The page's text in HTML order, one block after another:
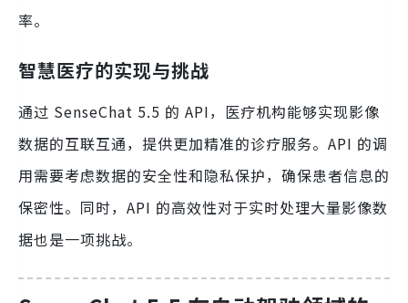
率。
智慧医疗的实现与挑战
通过 SenseChat 5.5 的 API，医疗机构能够实现影像
数据的互联互通，提供更加精准的诊疗服务。API 的调
用需要考虑数据的安全性和隐私保护，确保患者信息的
保密性。同时，API 的高效性对于实时处理大量影像数
据也是一项挑战。